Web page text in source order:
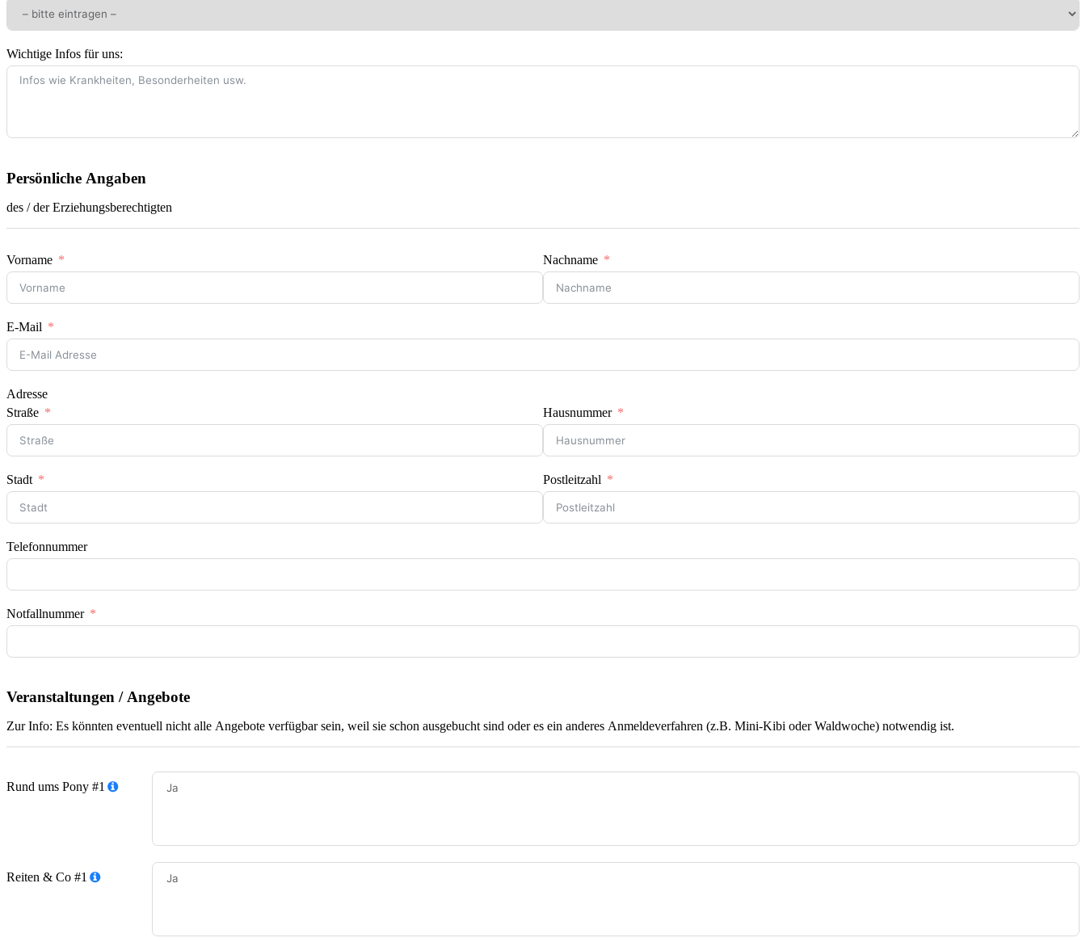
Wichtige Infos für uns:
Persönliche Angaben
des / der Erziehungsberechtigten
Vorname Nachname
E-Mail
Adresse
Straße
Hausnummer
Stadt Postleitzahl
Telefonnummer
Notfallnummer
Veranstaltungen / Angebote
Zur Info: Es könnten eventuell nicht alle Angebote verfügbar sein, weil sie schon ausgebucht sind oder es ein anderes Anmeldeverfahren (z.B. Mini-Kibi oder Waldwoche) notwendig ist.
Rund ums Pony #1
Reiten & Co #1